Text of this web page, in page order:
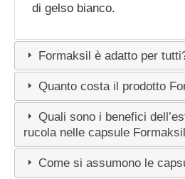
di gelso bianco.
Formaksil è adatto per
Quanto costa il prodotto
Quali sono i benefici
rucola nelle capsule
Come si assumono le